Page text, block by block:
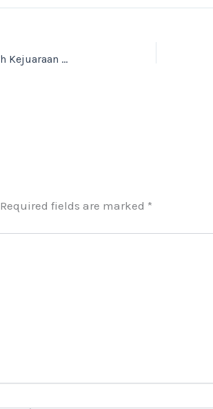
SMP–SMK Skye Digipreneur Jadi Tuan Rumah Kejuaraan Bergengsi Pencak Silat Se-Jawa Barat 2025!
Required fields are marked *